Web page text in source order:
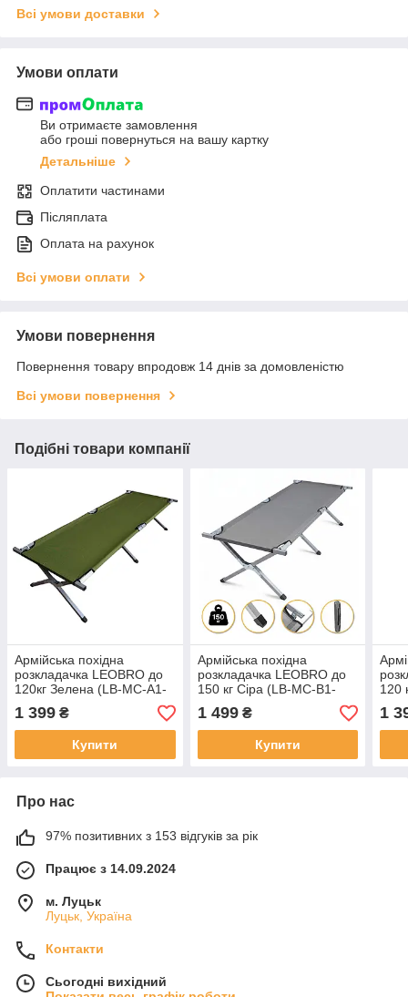
Всі умови доставки
Умови оплати
Ви отримаєте замовлення
або гроші повернуться на вашу картку
Детальніше
Оплатити частинами
Післяплата
Оплата на рахунок
Всі умови оплати
Умови повернення
Повернення товару впродовж 14 днів за домовленістю
Всі умови повернення
Подібні товари компанії
Армійська похідна
розкладачка LEOBRO до
120кг Зелена (LB-MC-A1-
1 399 ₴
Купити
Армійська похідна
розкладачка LEOBRO до
150 кг Сіра (LB-MC-B1-
1 499₴
Купити
120
1
Про нас
97% позитивних з 153 відгуків за рік
Працює з 14.09.2024
м. Луцьк
Луцьк, Україна
Контакти
Сьогодні вихідний